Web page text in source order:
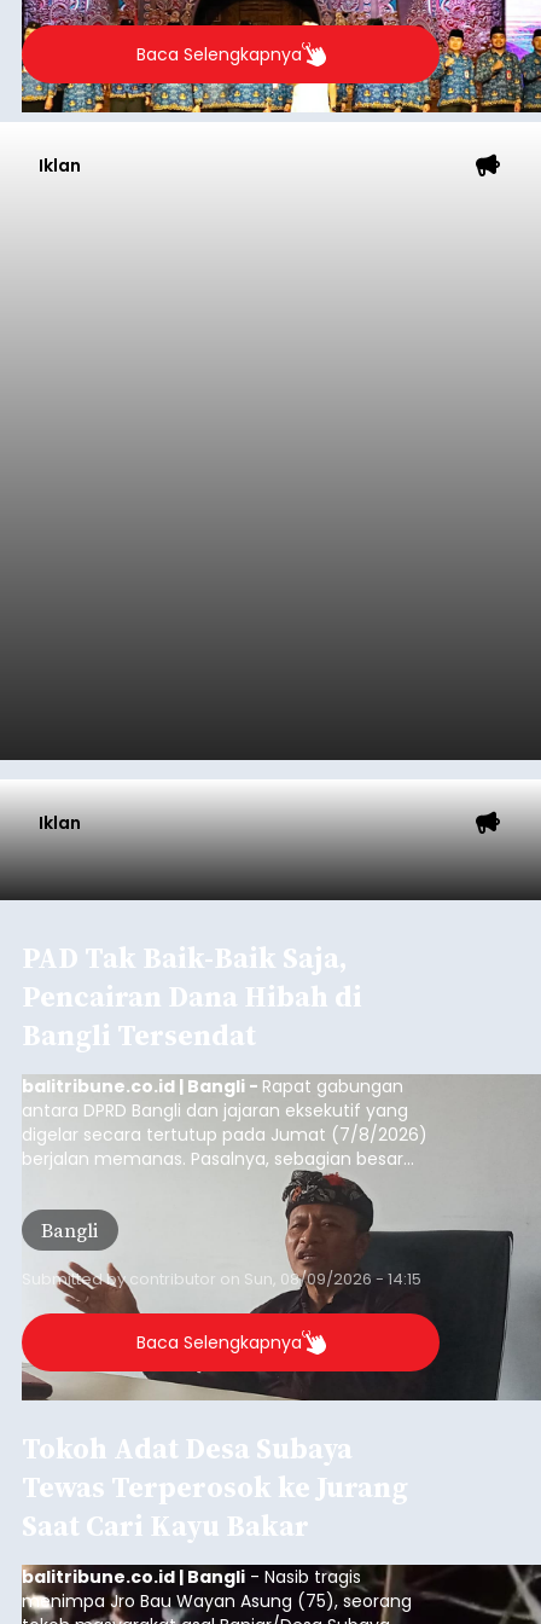
Baca Selengkapnya
Iklan
Iklan
PAD Tak Baik-Baik Saja,
Pencairan Dana Hibah di
Bangli Tersendat
balitribune.co.id | Bangli - Rapat gabungan
antara DPRD Bangli dan jajaran eksekutif yang
digelar secara tertutup pada Jumat (7/8/2026)
berjalan memanas. Pasalnya, sebagian besar
dana hibah yang bersumber dari pokok-pokok
pikiran (pokok-pokok pikiran/pokir) dewan hasil
penjaringan aspirasi masyarakat saat reses tak
kunjung cair.
Bangli
Submitted bycontributor on Sun, 08/09/2026 - 14:15
Baca Selengkapnya
Tokoh Adat Desa Subaya
Tewas Terperosok ke Jurang
Saat Cari Kayu Bakar
balitribune.co.id | Bangli - Nasib tragis
menimpa Jro Bau Wayan Asung (75), seorang